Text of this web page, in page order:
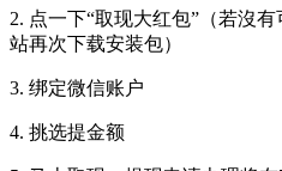
2. 点一下“取现大红包”（若沒
站再次下载安装包）
3. 绑定微信账户
4. 挑选提金额